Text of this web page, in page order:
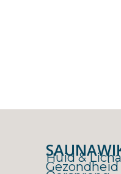
Huid &
Gezondheid